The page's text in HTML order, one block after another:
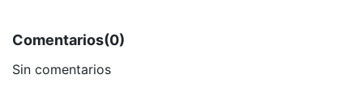
Comentarios(0)
Sin comentarios